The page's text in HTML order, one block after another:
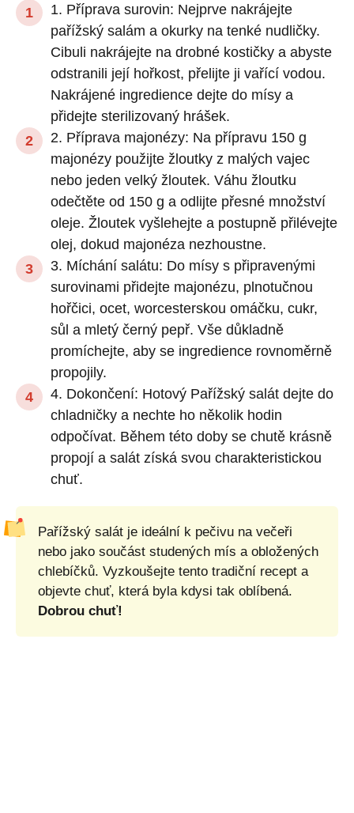
1. Příprava surovin: Nejprve nakrájejte
pařížský salám a okurky na tenké nudličky.
Cibuli nakrájejte na drobné kostičky a abyste
odstranili její hořkost, přelijte ji vařící vodou.
Nakrájené ingredience dejte do mísy a
přidejte sterilizovaný hrášek.
2. Příprava majonézy: Na přípravu 150 g
majonézy použijte žloutky z malých vajec
nebo jeden velký žloutek. Váhu žloutku
odečtěte od 150 g a odlijte přesné množství
oleje. Žloutek vyšlehejte a postupně přilévejte
olej, dokud majonéza nezhoustne.
3. Míchání salátu: Do mísy s připravenými
surovinami přidejte majonézu, plnotučnou
hořčici, ocet, worcesterskou omáčku, cukr,
sůl a mletý černý pepř. Vše důkladně
promíchejte, aby se ingredience rovnoměrně
propojily.
4. Dokončení: Hotový Pařížský salát dejte do
chladničky a nechte ho několik hodin
odpočívat. Během této doby se chutě krásně
propojí a salát získá svou charakteristickou
chuť.
Pařížský salát je ideální k pečivu na večeři
nebo jako součást studených mís a obložených
chlebíčků. Vyzkoušejte tento tradiční recept a
objevte chuť, která byla kdysi tak oblíbená.
Dobrou chuť!